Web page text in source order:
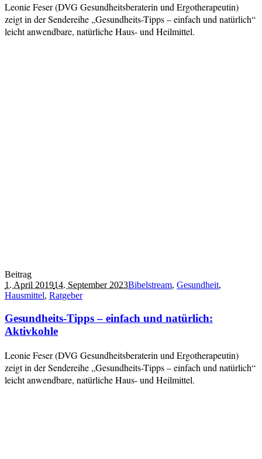
Leonie Feser (DVG Gesundheitsberaterin und Ergotherapeutin)
zeigt in der Sendereihe „Gesundheits-Tipps – einfach und natürlich“
leicht anwendbare, natürliche Haus- und Heilmittel.
Beitrag
1. April 201914. September 2023Bibelstream, Gesundheit,
Hausmittel, Ratgeber
Gesundheits-Tipps – einfach und natürlich:
Aktivkohle
Leonie Feser (DVG Gesundheitsberaterin und Ergotherapeutin)
zeigt in der Sendereihe „Gesundheits-Tipps – einfach und natürlich“
leicht anwendbare, natürliche Haus- und Heilmittel.